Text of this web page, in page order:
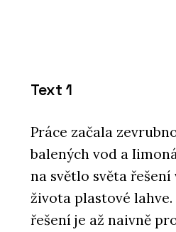
Text 1
Práce začala
balených vod a
na světlo světa řešení
života plastové
řešení je až naivně